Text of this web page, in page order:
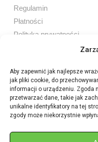
Aby zapewnić jak najlepsze
jak pliki cookie, do
informacji o urządzeniu. Zgoda
przetwarzać dane, takie jak
unikalne identyfikatory na tej
zgody może niekorzystnie
Regulamin
Płatności
Polityka prywatności
Sprzedaż internetowa
Tel:605 603 753
Sprzedaż detaliczna